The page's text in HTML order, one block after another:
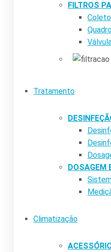
FILTROS
Tratamento
DOSAGEM
Climatização